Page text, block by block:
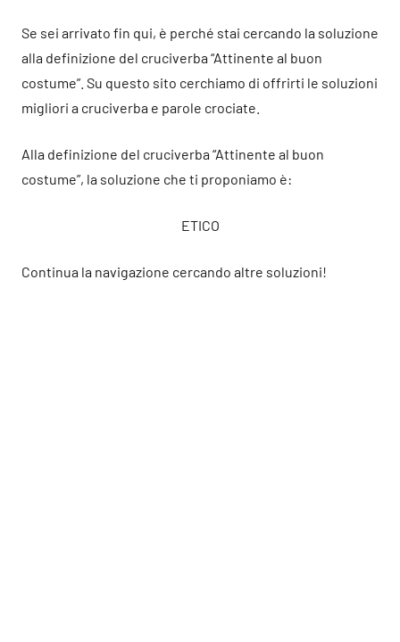
Se sei arrivato fin qui, è perché stai cercando la soluzione
alla definizione del cruciverba “Attinente al buon
costume”. Su questo sito cerchiamo di offrirti le soluzioni
migliori a cruciverba e parole crociate.
Alla definizione del cruciverba “Attinente al buon
costume”, la soluzione che ti proponiamo è:
ETICO
Continua la navigazione cercando altre soluzioni!